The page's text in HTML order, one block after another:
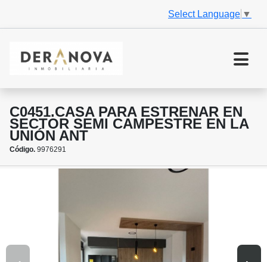
Select Language ▼
C0451.CASA PARA ESTRENAR EN
SECTOR SEMI CAMPESTRE EN LA
UNIÓN ANT
Código. 9976291